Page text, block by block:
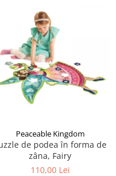
Peaceable Kingdom
de podea în forma de
zâna, Fairy
110,00 Lei